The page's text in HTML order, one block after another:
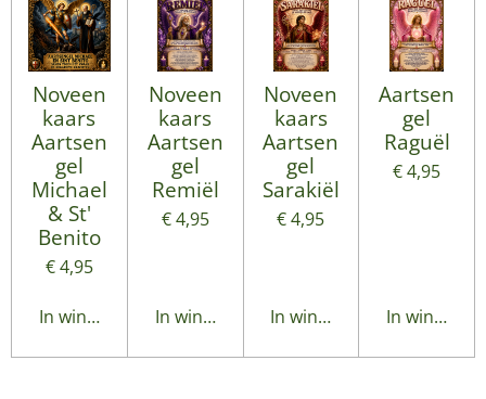
Noveen
kaars
Aartsen
gel
Michael
& St'
Benito
€ 4,95
In winkelwagen
Noveen
kaars
Aartsen
gel
Remiël
€ 4,95
In winkelwagen
Noveen
kaars
Aartsen
gel
Sarakiël
€ 4,95
In winkelwagen
Aartsen
gel
Raguël
€ 4,95
In